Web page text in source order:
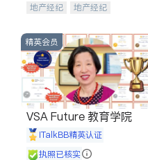
地产经纪
地产经纪
商铺租售
开发商建商
精英会员
VSA Future 教育学院
iTalkBB精英认证
执照已核实